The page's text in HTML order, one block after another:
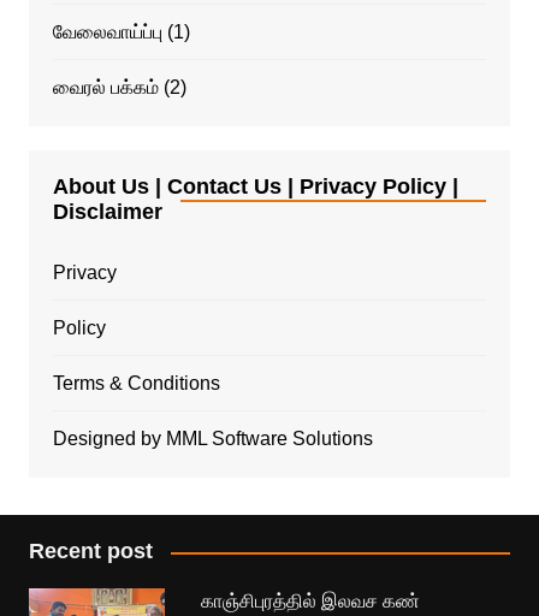
வேலைவாய்ப்பு (1)
வைரல் பக்கம்(2)
About Us | Contact Us | Privacy Policy |
Disclaimer
Privacy
Policy
Terms & Conditions
Designed by MML Software Solutions
Recent post
காஞ்சிபுரத்தில் இலவச கண்